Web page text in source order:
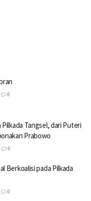
0
Tangsel, dari Puteri
Prabowo
0
Berkoalisi pada Pilkada
0